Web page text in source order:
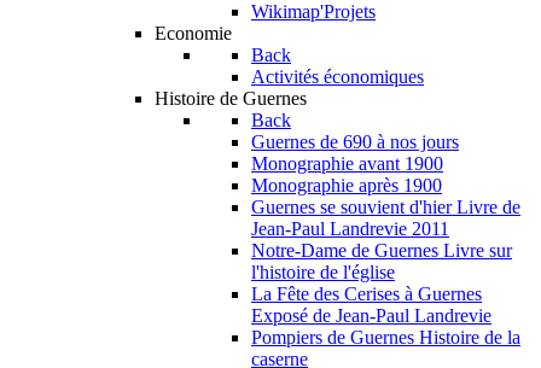
Wikimap'Projets
Economie
Back
Activités économiques
Histoire de Guernes
Back
Guernes de 690 à nos jours
Monographie avant 1900
Monographie après 1900
Guernes se souvient d'hier Livre de
Jean-Paul Landrevie 2011
Notre-Dame de Guernes Livre sur
l'histoire de l'église
La Fête des Cerises à Guernes
Exposé de Jean-Paul Landrevie
Pompiers de Guernes Histoire de la
caserne